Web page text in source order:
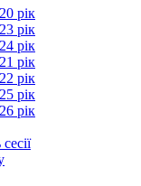
рік
рік
рік
рік
рік
рік
рік